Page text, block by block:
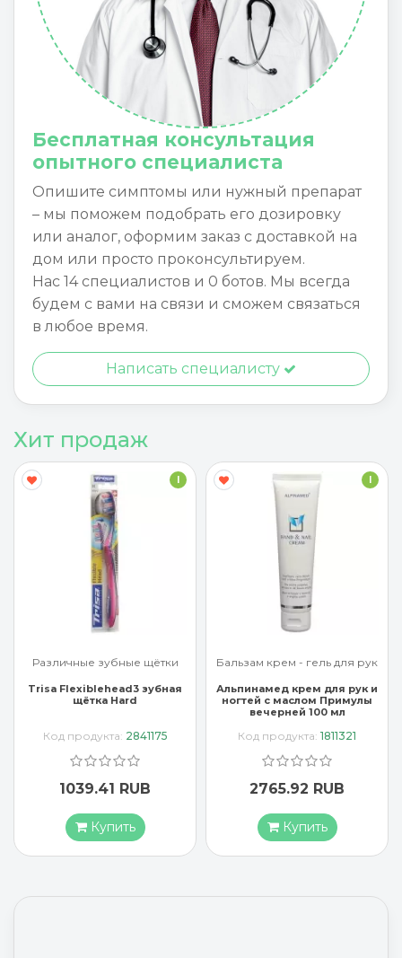
Бесплатная консультация
опытного специалиста
Опишите симптомы или нужный препарат
– мы поможем подобрать его дозировку
или аналог, оформим заказ с доставкой на
дом или просто проконсультируем.
Нас 14 специалистов и 0 ботов. Мы всегда
будем с вами на связи и сможем связаться
в любое время.
Написать специалисту
Хит продаж
Различные зубные щётки
Trisa Flexiblehead3 зубная
щётка Hard
Код продукта: 2841175
1039.41 RUB
Купить
Бальзам крем - гель для рук
Альпинамед крем для рук и
ногтей с маслом Примулы
вечерней 100 мл
Код продукта: 1811321
2765.92 RUB
Купить